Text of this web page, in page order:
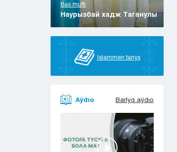
Bas mufti
Наурызбай хадж Таганулы
Islammen tanys
Aýdıo Barlyq aýdıo